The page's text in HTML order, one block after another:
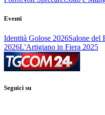
Eventi
Identità Golose 2026Salone del
2026L'Artigiano in Fiera 2025
Seguici su